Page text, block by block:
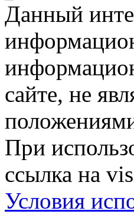
Данный
сайте, не
При
ссылка на
Условия